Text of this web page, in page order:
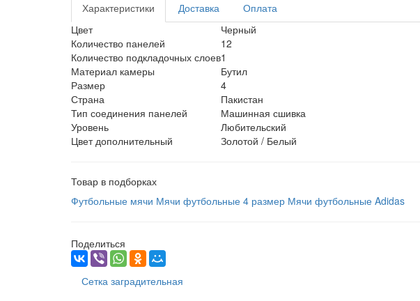
Характеристики
Доставка
Оплата
Цвет
Черный
Количество панелей
12
Количество подкладочных слоев1
Материал камеры
Бутил
Размер
4
Страна
Пакистан
Тип соединения панелей
Машинная сшивка
Уровень
Любительский
Цвет дополнительный
Золотой / Белый
Товар в подборках
Футбольные мячи Мячи футбольные 4 размер Мячи футбольные Adidas
Поделиться
Сетка заградительная